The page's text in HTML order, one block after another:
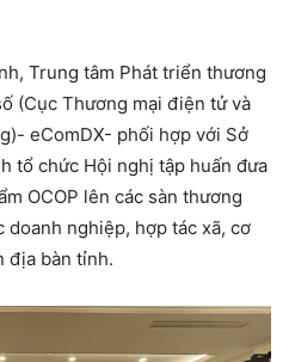
Trung tâm Phát triển thương
(Cục Thương mại điện tử và
eComDX- phối hợp với Sở
tổ chức Hội nghị tập huấn đưa
OCOP lên các sàn thương
nghiệp, hợp tác xã, cơ
địa bàn tỉnh.